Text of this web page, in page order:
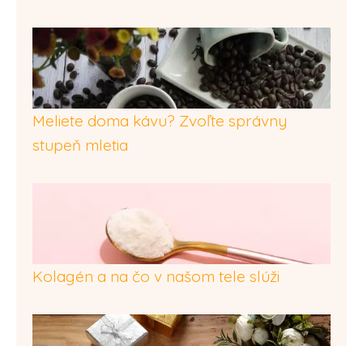
Meliete doma kávu? Zvoľte správny
stupeň mletia
Kolagén a na čo v našom tele slúži